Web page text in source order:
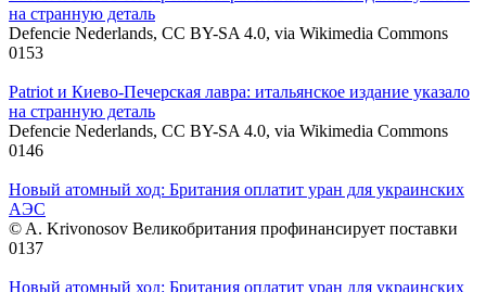
на странную деталь
Defencie Nederlands, CC BY-SA 4.0, via Wikimedia Commons
0153
Patriot и Киево-Печерская лавра: итальянское издание указало
на странную деталь
Defencie Nederlands, CC BY-SA 4.0, via Wikimedia Commons
0146
Новый атомный ход: Британия оплатит уран для украинских
АЭС
© A. Krivonosov Великобритания профинансирует поставки
0137
Новый атомный ход: Британия оплатит уран для украинских